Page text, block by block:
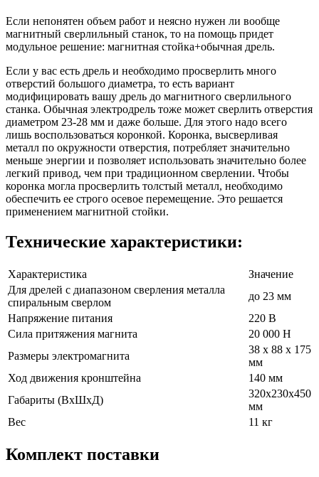
Если непонятен объем работ и неясно нужен ли вообще
магнитный сверлильный станок, то на помощь придет
модульное решение: магнитная стойка+обычная дрель.
Если у вас есть дрель и необходимо просверлить много
отверстий большого диаметра, то есть вариант
модифицировать вашу дрель до магнитного сверлильного
станка. Обычная электродрель тоже может сверлить отверстия
диаметром 23-28 мм и даже больше. Для этого надо всего
лишь воспользоваться коронкой. Коронка, высверливая
металл по окружности отверстия, потребляет значительно
меньше энергии и позволяет использовать значительно более
легкий привод, чем при традиционном сверлении. Чтобы
коронка могла просверлить толстый металл, необходимо
обеспечить ее строго осевое перемещение. Это решается
применением магнитной стойки.
Технические характеристики:
Характеристика
Значение
Для дрелей с диапазоном сверления металла
спиральным сверлом
до 23 мм
Напряжение питания
220 В
Сила притяжения магнита
20 000 Н
Размеры электромагнита
38 x 88 x 175
мм
Ход движения кронштейна
140 мм
Габариты (ВхШхД)
320х230х450
мм
Вес
11 кг
Комплект поставки